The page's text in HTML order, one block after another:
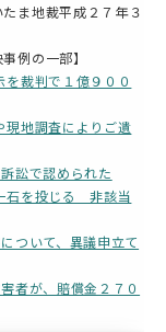
ま地裁平成２７年３
例の一部】
裁判で１億９００
地調査によりご遺
訟で認められた
石を投じる 非該当
ついて、異議申立て
者が、賠償金２７０